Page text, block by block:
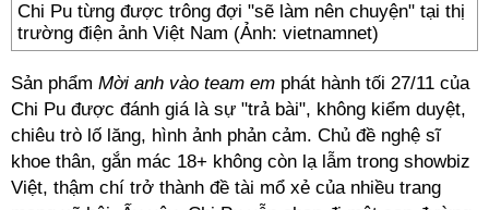
Chi Pu từng được trông đợi "sẽ làm nên chuyện" tại thị
trường điện ảnh Việt Nam (Ảnh: vietnamnet)
Sản phẩm Mời anh vào team em phát hành tối 27/11 của
Chi Pu được đánh giá là sự "trả bài", không kiểm duyệt,
chiêu trò lố lăng, hình ảnh phản cảm. Chủ đề nghệ sĩ
khoe thân, gắn mác 18+ không còn lạ lẫm trong showbiz
Việt, thậm chí trở thành đề tài mổ xẻ của nhiều trang